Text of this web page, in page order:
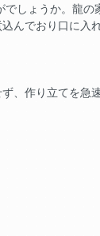
でしょうか。龍の
んでおり口に入
、作り立てを急